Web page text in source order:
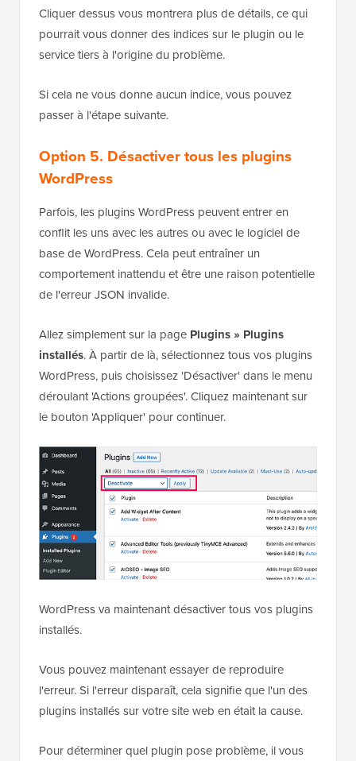
Cliquer dessus vous montrera plus de détails, ce qui
pourrait vous donner des indices sur le plugin ou le
service tiers à l'origine du problème.
Si cela ne vous donne aucun indice, vous pouvez
passer à l'étape suivante.
Option 5. Désactiver tous les plugins
WordPress
Parfois, les plugins WordPress peuvent entrer en
conflit les uns avec les autres ou avec le logiciel de
base de WordPress. Cela peut entraîner un
comportement inattendu et être une raison potentielle
de l'erreur JSON invalide.
Allez simplement sur la page Plugins » Plugins
installés. À partir de là, sélectionnez tous vos plugins
WordPress, puis choisissez 'Désactiver' dans le menu
déroulant 'Actions groupées'. Cliquez maintenant sur
le bouton 'Appliquer' pour continuer.
WordPress va maintenant désactiver tous vos plugins
installés.
Vous pouvez maintenant essayer de reproduire
l'erreur. Si l'erreur disparaît, cela signifie que l'un des
plugins installés sur votre site web en était la cause.
Pour déterminer quel plugin pose problème, il vous